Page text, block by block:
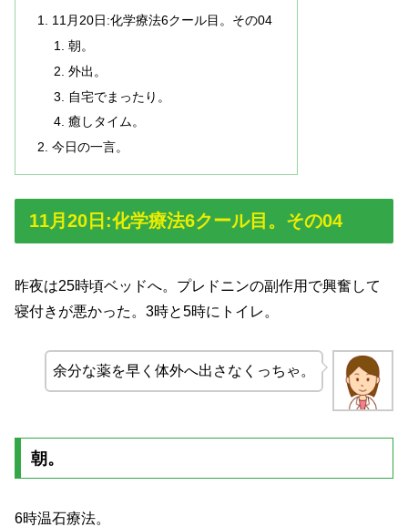
11月20日:化学療法6クール目。その04
朝。
外出。
自宅でまったり。
癒しタイム。
今日の一言。
11月20日:化学療法6クール目。その04
昨夜は25時頃ベッドへ。プレドニンの副作用で興奮して
寝付きが悪かった。3時と5時にトイレ。
余分な薬を早く体外へ出さなくっちゃ。
朝。
6時温石療法。